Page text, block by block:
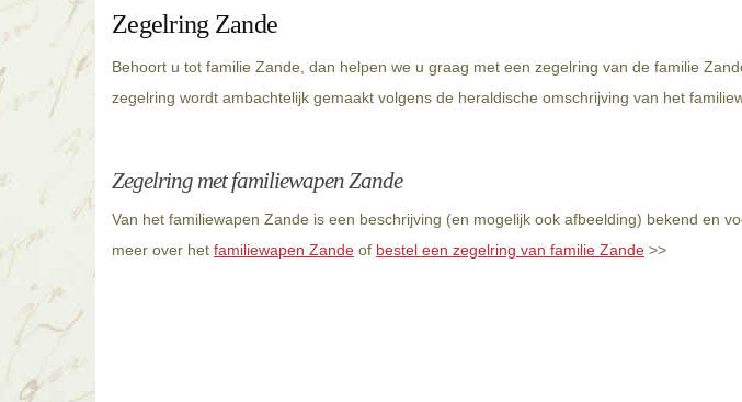
Zegelring Zande
Behoort u tot familie Zande, dan helpen we u graag met een zegelring van de familie
zegelring wordt ambachtelijk gemaakt volgens de heraldische omschrijving van het
Zegelring met familiewapen Zande
Van het familiewapen Zande is een beschrijving (en mogelijk ook afbeelding) bekend en
meer over het familiewapen Zande of bestel een zegelring van familie Zande >>